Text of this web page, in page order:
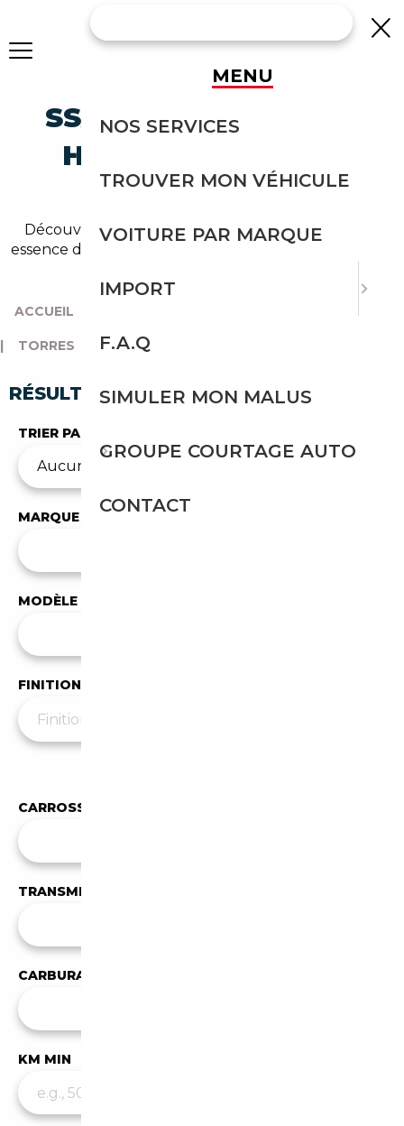
SSANGYONG TORRES
HYBRIDE-ESSENCE
OCCASION
Découvrez un large choix de ssangyong hybride-
essence dans nos annonces de torres. Un import sans
ACCUEIL
| TORRES HYBRIDE-ESSENCE
RÉSULTATS DE VOTRE RECHERCHE
TRIER PAR
MARQUE
MODÈLE
FINITION
CARROSSERIE
TRANSMISSION
CARBURANT
KM MIN
MENU
NOS SERVICES
TROUVER MON VÉHICULE
VOITURE PAR MARQUE
IMPORT
F.A.Q
SIMULER MON MALUS
GROUPE COURTAGE AUTO
CONTACT